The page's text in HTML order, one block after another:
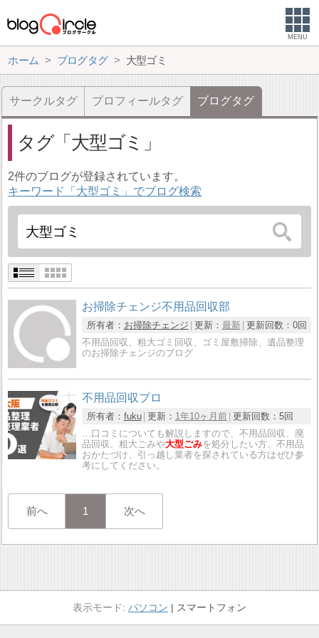
MENU
ホーム ブログタグ 大型ゴミ
サークルタグ プロフィールタグ ブログタグ
タグ 大型ゴミ
2件のブログが登録されています。
キーワード「大型ゴミ」でブログ検索
お掃除チェンジ不用品回収部
所有者： お掃除チェンジ 更新： 最新 更新回数： 0回
不用品回収、粗大ゴミ回収、ゴミ屋敷掃除、遺品整理
のお掃除チェンジのブログ
不用品回収プロ
所有者： fuku 更新： 1年10ヶ月前 更新回数： 5回
…口コミについても解説しますので、不用品回収、廃
品回収、粗大ごみや大型ごみを処分したい方、不用品
おかたづけ、引っ越し業者を探されている方はぜひ参
考にしてください。
前へ 1 次へ
パソコン スマートフォン